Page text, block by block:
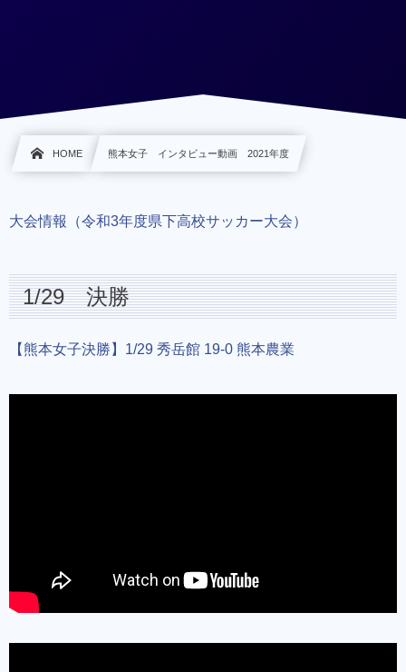
HOME 熊本女子 インタビュー動画 2021年度
大会情報（令和3年度県下高校サッカー大会）
1/29 決勝
【熊本女子決勝】1/29 秀岳館 19-0 熊本農業